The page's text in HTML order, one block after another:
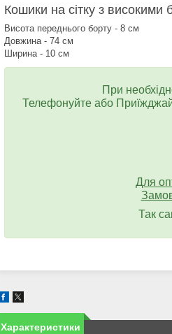
Кошики на сітку з високими
Висота переднього борту - 8 см
Довжина - 74 см
Ширина - 10 см
При
Телефонуйте або
Для
Так
Характеристики